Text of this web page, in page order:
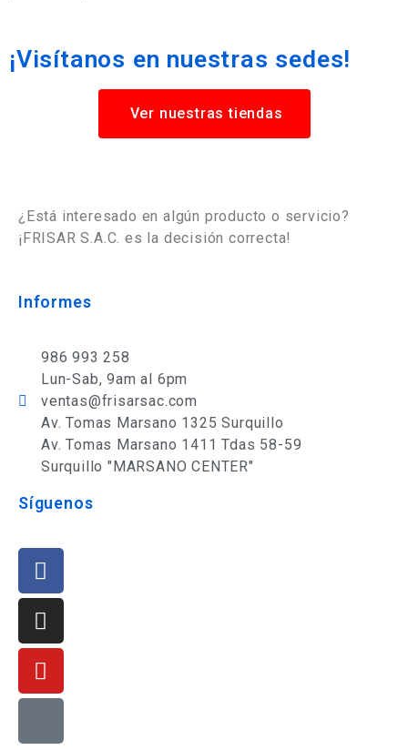
¡Visítanos en nuestras sedes!
Ver nuestras tiendas
¿Está interesado en algún producto o servicio?
¡FRISAR S.A.C. es la decisión correcta!
Informes
986 993 258
Lun-Sab, 9am al 6pm
ventas@frisarsac.com
Av. Tomas Marsano 1325 Surquillo
Av. Tomas Marsano 1411 Tdas 58-59
Surquillo "MARSANO CENTER"
Síguenos